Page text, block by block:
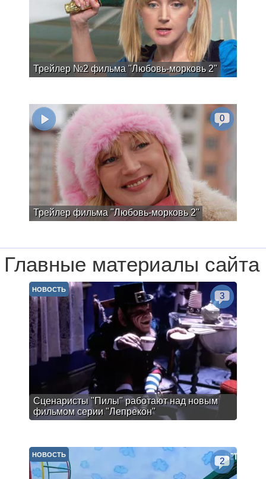
Трейлер №2 фильма "Любовь-морковь 2"
Трейлер фильма "Любовь-морковь 2"
0
Главные материалы сайта
Сценаристы "Пилы" работают над новым
фильмом серии "Лепрекон"
НОВОСТЬ
3
НОВОСТЬ
2